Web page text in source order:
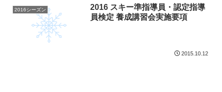
2016シーズン
2016 スキー準指導員・認定指導
員検定 養成講習会実施要項
2015.10.12